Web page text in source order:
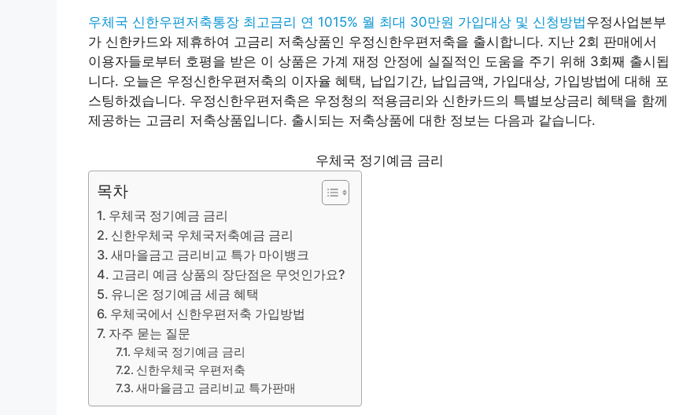
우체국 신한우편저축통장 최고금리 연 1015% 월 최대 30만원 가입대상 및 신청방법우정사업본부
가 신한카드와 제휴하여 고금리 저축상품인 우정신한우편저축을 출시합니다. 지난 2회 판매에서
이용자들로부터 호평을 받은 이 상품은 가계 재정 안정에 실질적인 도움을 주기 위해 3회째 출시됩
니다. 오늘은 우정신한우편저축의 이자율 혜택, 납입기간, 납입금액, 가입대상, 가입방법에 대해 포
스팅하겠습니다. 우정신한우편저축은 우정청의 적용금리와 신한카드의 특별보상금리 혜택을 함께
제공하는 고금리 저축상품입니다. 출시되는 저축상품에 대한 정보는 다음과 같습니다.
우체국 정기예금 금리
목차
우체국 정기예금 금리
신한우체국 우체국저축예금 금리
새마을금고 금리비교 특가 마이뱅크
고금리 예금 상품의 장단점은 무엇인가요?
유니온 정기예금 세금 혜택
우체국에서 신한우편저축 가입방법
자주 묻는 질문
우체국 정기예금 금리
신한우체국 우편저축
새마을금고 금리비교 특가판매